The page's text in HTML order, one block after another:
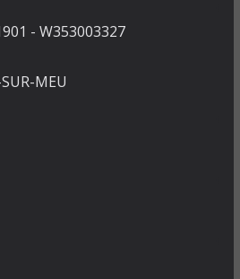
- W353003327
MEU